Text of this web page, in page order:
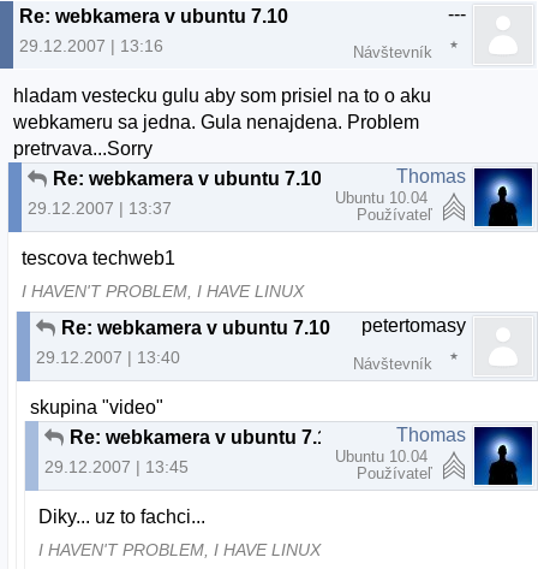
Re: webkamera v ubuntu 7.10
29.12.2007 | 13:16
---
Návštevník
hladam vestecku gulu aby som prisiel na to o aku
webkameru sa jedna. Gula nenajdena. Problem
pretrvava...Sorry
Re: webkamera v ubuntu 7.10
29.12.2007 | 13:37
Thomas
Ubuntu 10.04
Používateľ
tescova techweb1
I HAVEN'T PROBLEM, I HAVE LINUX
Re: webkamera v ubuntu 7.10
29.12.2007 | 13:40
petertomasy
Návštevník
skupina "video"
Re: webkamera v ubuntu 7.10
29.12.2007 | 13:45
Thomas
Ubuntu 10.04
Používateľ
Diky... uz to fachci...
I HAVEN'T PROBLEM, I HAVE LINUX